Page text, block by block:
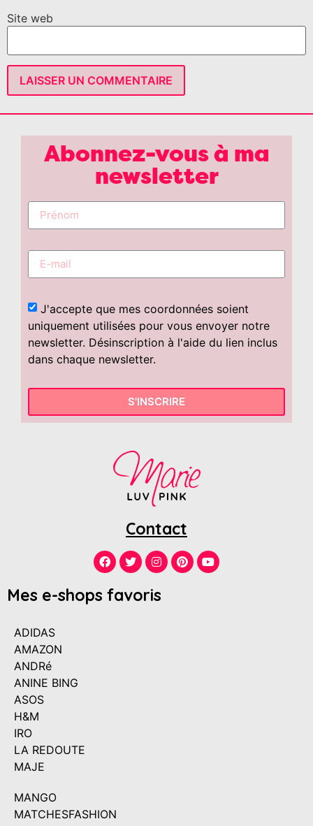
Site web
Abonnez-vous à ma
newsletter
J'accepte que mes coordonnées soient
uniquement utilisées pour vous envoyer notre
newsletter. Désinscription à l'aide du lien inclus
dans chaque newsletter.
S'INSCRIRE
Contact
Mes e-shops favoris
ADIDAS
AMAZON
ANDRé
ANINE BING
ASOS
H&M
IRO
LA REDOUTE
MAJE
MANGO
MATCHESFASHION